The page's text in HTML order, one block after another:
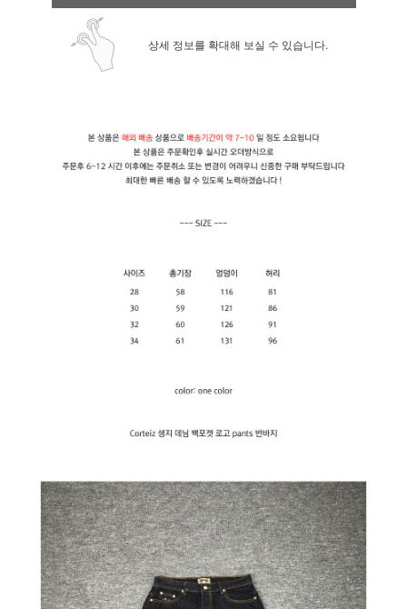
상세 정보를 확대해 보실 수 있습니다.